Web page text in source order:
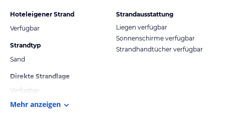
Hoteleigener Strand
Verfügbar
Strandtyp
Sand
Direkte Strandlage
Verfügbar
Strandausstattung
Liegen verfügbar
Sonnenschirme verfügbar
Strandhandtücher verfügbar
Mehr anzeigen